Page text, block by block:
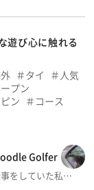
遊び心に触れる
タイ
人気
プン
ピン
コース
Golfer
をしていた私…